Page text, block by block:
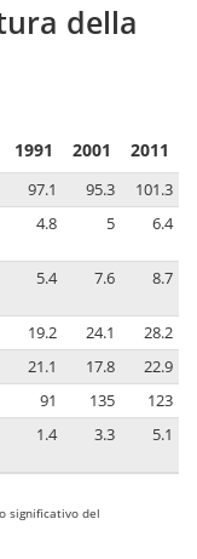
della
1991 2001 2011
97.1 95.3
101.3
4.8 5 6.4
5.4 7.6 8.7
19.2 24.1
28.2
21.1 17.8
22.9
91 135
123
1.4 3.3 5.1
significativo del